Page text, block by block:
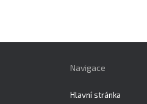
Navigace
Hlavní stránka